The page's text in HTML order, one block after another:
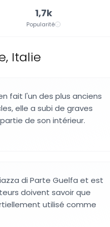
1,7k
Popularité
Italie
fait l'un des plus anciens
elle a subi de graves
de son intérieur.
di Parte Guelfa et est
doivent savoir que
utilisé comme